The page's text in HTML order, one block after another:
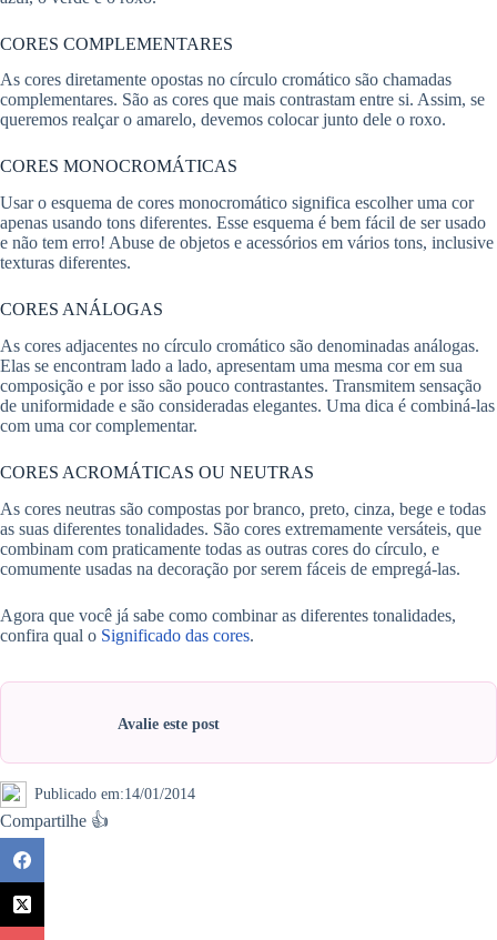
CORES COMPLEMENTARES
As cores diretamente opostas no círculo cromático são chamadas
complementares. São as cores que mais contrastam entre si. Assim, se
queremos realçar o amarelo, devemos colocar junto dele o roxo.
CORES MONOCROMÁTICAS
Usar o esquema de cores monocromático significa escolher uma cor
apenas usando tons diferentes. Esse esquema é bem fácil de ser usado
e não tem erro! Abuse de objetos e acessórios em vários tons, inclusive
texturas diferentes.
CORES ANÁLOGAS
As cores adjacentes no círculo cromático são denominadas análogas.
Elas se encontram lado a lado, apresentam uma mesma cor em sua
composição e por isso são pouco contrastantes. Transmitem sensação
de uniformidade e são consideradas elegantes. Uma dica é combiná-las
com uma cor complementar.
CORES ACROMÁTICAS OU NEUTRAS
As cores neutras são compostas por branco, preto, cinza, bege e todas
as suas diferentes tonalidades. São cores extremamente versáteis, que
combinam com praticamente todas as outras cores do círculo, e
comumente usadas na decoração por serem fáceis de empregá-las.
Agora que você já sabe como combinar as diferentes tonalidades,
confira qual o Significado das cores.
Avalie este post
Publicado em:14/01/2014
Compartilhe 👍